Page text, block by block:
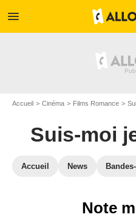
menu
Accueil Cinéma Films Romance
Suis-moi
Accueil News
Note